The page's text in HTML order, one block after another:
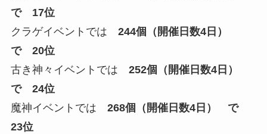
で 17位
クラゲイベントでは 244個（開催日数4日）
で 20位
古き神々イベントでは 252個（開催日数4日）
で 24位
魔神イベントでは 268個（開催日数4日） で
23位